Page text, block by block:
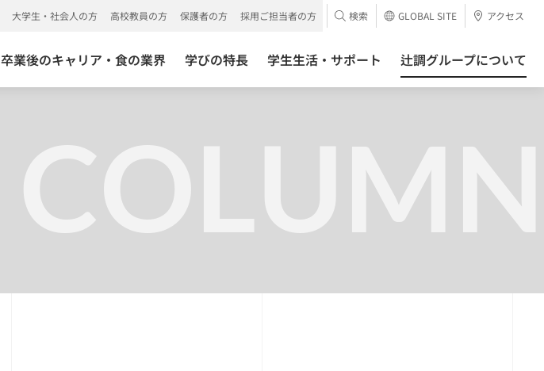
卒業後のキャリア・食の業界 学びの特長 学生生活・サポート 辻調グループについて
大学生・社会人の方 高校教員の方 保護者の方 採用ご担当者の方 検索 GLOBAL SITE アクセス
COLUMN